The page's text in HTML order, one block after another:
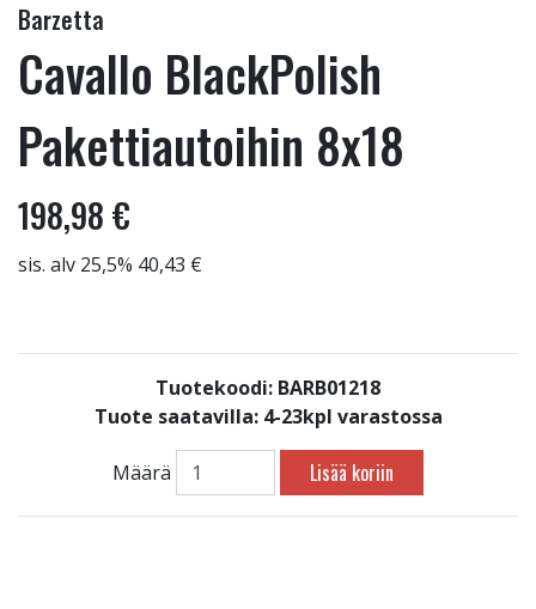
Barzetta
Cavallo BlackPolish
Pakettiautoihin 8x18
198,98 €
sis. alv 25,5% 40,43 €
Tuotekoodi: BARB01218
Tuote saatavilla: 4-23kpl varastossa
Määrä Lisää koriin